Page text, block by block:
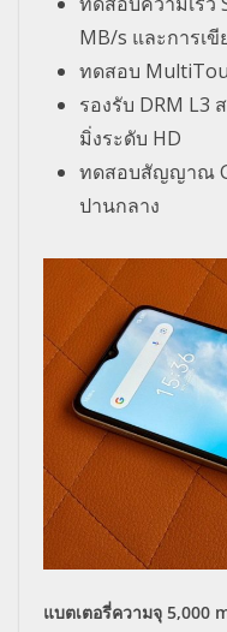
MB/s และการเขี
ทดสอบ
รองรับ DRM L3
มิ่งระดับ HD
ทดสอบสัญญาณ
ปานกลาง
แบตเตอรี่ความจุ 5,000